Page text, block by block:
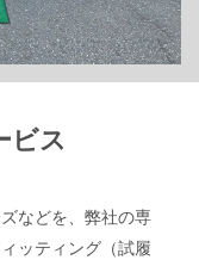
ビス
などを、弊社の専
ッティング（試履